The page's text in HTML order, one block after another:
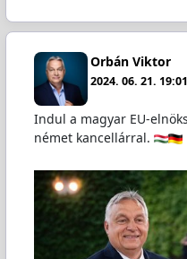
Orbán Viktor
2024. 06. 21. 19:01
Indul a magyar EU-
német kancellárral.